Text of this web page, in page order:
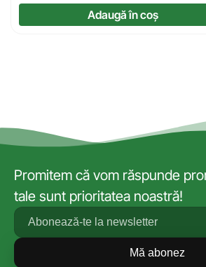
Adaugă în coș
Promitem că vom răspunde
tale sunt prioritatea noastră!
Mă abonez